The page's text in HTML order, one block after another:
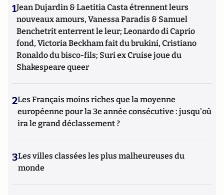
1Jean Dujardin & Laetitia Casta étrennent leurs
nouveaux amours, Vanessa Paradis & Samuel
Benchetrit enterrent le leur; Leonardo di Caprio
fond, Victoria Beckham fait du brukini, Cristiano
Ronaldo du bisco-fils; Suri ex Cruise joue du
Shakespeare queer
2Les Français moins riches que la moyenne
européenne pour la 3e année consécutive : jusqu'où
ira le grand déclassement ?
3Les villes classées les plus malheureuses du
monde